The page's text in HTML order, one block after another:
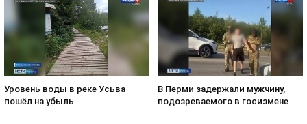
Уровень воды в реке Усьва
пошёл на убыль
В Перми задержали мужчину,
подозреваемого в госизмене